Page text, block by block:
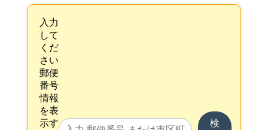
入力
して
くだ
さい
郵便
番号
情報
を表
示す
検